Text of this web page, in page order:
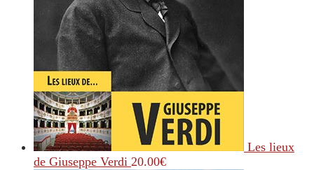
Les lieux
de Giuseppe Verdi 20.00€